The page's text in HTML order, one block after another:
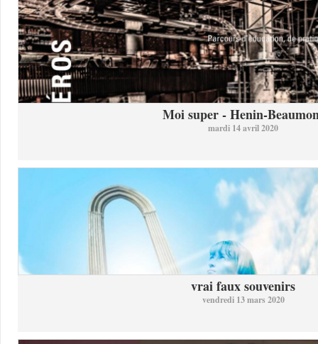
Moi super - Henin-
mardi 14 avril 2020
vrai faux souvenirs
vendredi 13 mars 2020